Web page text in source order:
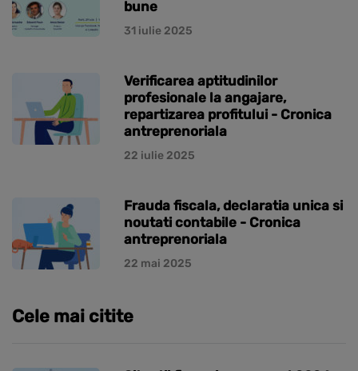
bune
31 iulie 2025
Verificarea aptitudinilor
profesionale la angajare,
repartizarea profitului - Cronica
antreprenoriala
22 iulie 2025
Frauda fiscala, declaratia unica si
noutati contabile - Cronica
antreprenoriala
22 mai 2025
Cele mai citite